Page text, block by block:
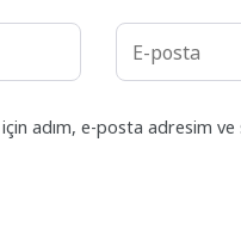
adım, e-posta adresim